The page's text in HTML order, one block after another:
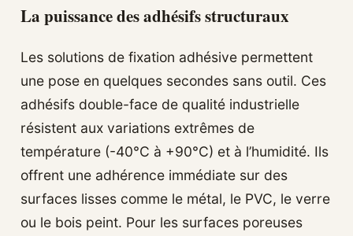
La puissance des adhésifs structuraux
Les solutions de fixation adhésive permettent
une pose en quelques secondes sans outil. Ces
adhésifs double-face de qualité industrielle
résistent aux variations extrêmes de
température (-40°C à +90°C) et à l’humidité. Ils
offrent une adhérence immédiate sur des
surfaces lisses comme le métal, le PVC, le verre
ou le bois peint. Pour les surfaces poreuses